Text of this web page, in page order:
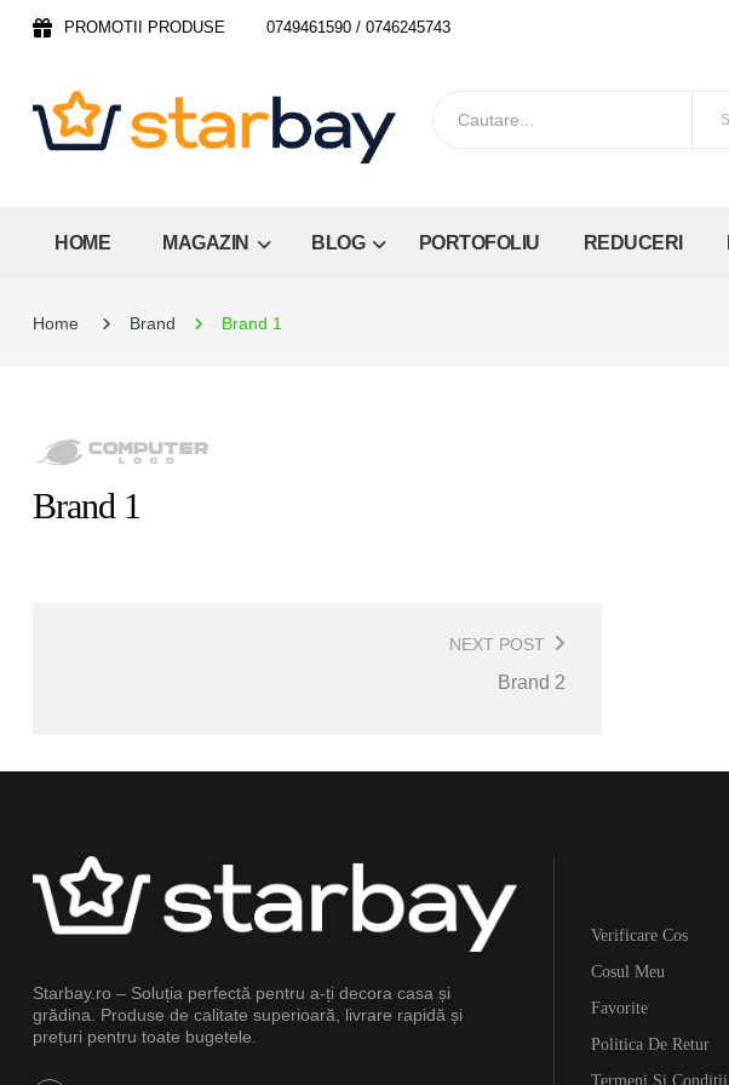
PROMOTII PRODUSE 0749461590 / 0746245743
HOME MAGAZIN BLOG PORTOFOLIU REDUCERI
Home Brand Brand 1
Brand 1
NEXT POST
Brand 2
Starbay.ro – Soluția perfectă pentru a-ți decora casa și
grădina. Produse de calitate superioară, livrare rapidă și
prețuri pentru toate bugetele.
Verificare Cos
Cosul Meu
Favorite
Politica De Retur
Termeni Si Conditii